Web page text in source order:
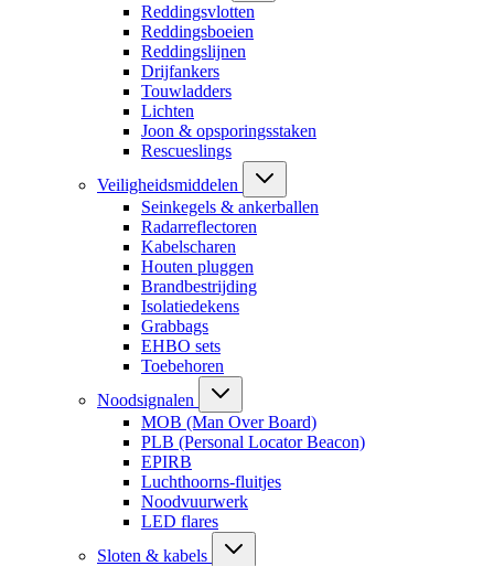
Reddingsvlotten
Reddingsboeien
Reddingslijnen
Drijfankers
Touwladders
Lichten
Joon & opsporingsstaken
Rescueslings
Veiligheidsmiddelen
Seinkegels & ankerballen
Radarreflectoren
Kabelscharen
Houten pluggen
Brandbestrijding
Isolatiedekens
Grabbags
EHBO sets
Toebehoren
Noodsignalen
MOB (Man Over Board)
PLB (Personal Locator Beacon)
EPIRB
Luchthoorns-fluitjes
Noodvuurwerk
LED flares
Sloten & kabels